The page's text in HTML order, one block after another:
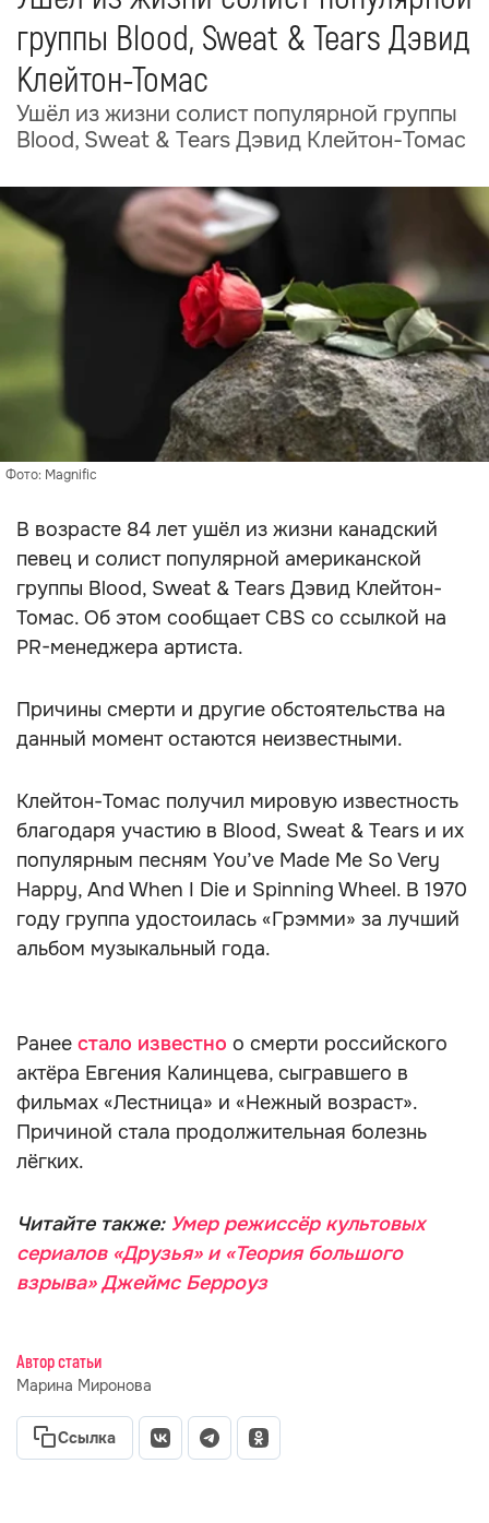
группы Blood, Sweat & Tears Дэвид
Клейтон-Томас
Ушёл из жизни солист популярной группы
Blood, Sweat & Tears Дэвид Клейтон-Томас
Фото: Magnific
В возрасте 84 лет ушёл из жизни канадский
певец и солист популярной американской
группы Blood, Sweat & Tears Дэвид Клейтон-
Томас. Об этом сообщает CBS со ссылкой на
PR-менеджера артиста.
Причины смерти и другие обстоятельства на
данный момент остаются неизвестными.
Клейтон-Томас получил мировую известность
благодаря участию в Blood, Sweat & Tears и их
популярным песням You’ve Made Me So Very
Happy, And When I Die и Spinning Wheel. В 1970
году группа удостоилась «Грэмми» за лучший
альбом музыкальный года.
Ранее стало известно о смерти российского
актёра Евгения Калинцева, сыгравшего в
фильмах «Лестница» и «Нежный возраст».
Причиной стала продолжительная болезнь
лёгких.
Читайте также: Умер режиссёр культовых
сериалов «Друзья» и «Теория большого
взрыва» Джеймс Берроуз
Автор статьи
Марина Миронова
Ссылка